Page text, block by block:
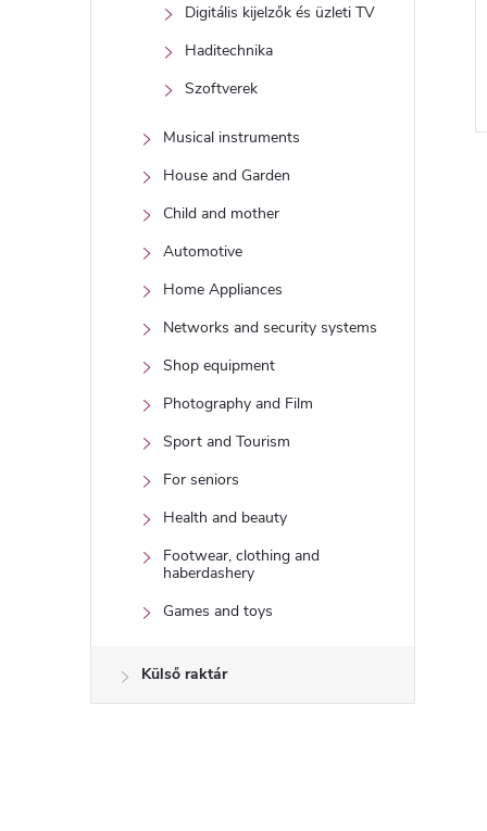
Digitális kijelzők és üzleti TV
Haditechnika
Szoftverek
Musical instruments
House and Garden
Child and mother
Automotive
Home Appliances
Networks and security systems
Shop equipment
Photography and Film
Sport and Tourism
For seniors
Health and beauty
Footwear, clothing and
haberdashery
Games and toys
Külső raktár